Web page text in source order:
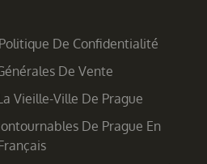
Politique De Confidentialité
De Vente
Vieille-Ville De Prague
De Prague En